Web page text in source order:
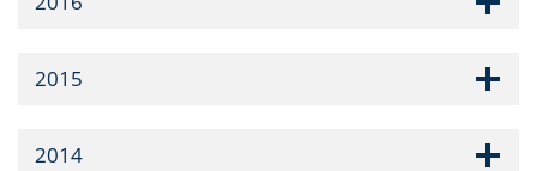
2015
2014